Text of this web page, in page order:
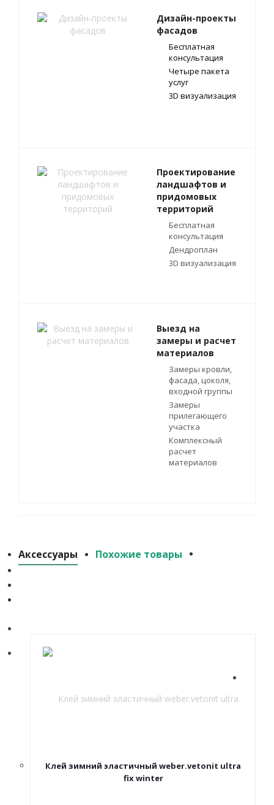
Дизайн-проекты
фасадов
Бесплатная
консультация
Четыре пакета
услуг
3D визуализация
Проектирование
ландшафтов и
придомовых
территорий
Бесплатная
консультация
Дендроплан
3D визуализация
Выезд на
замеры и расчет
материалов
Замеры кровли,
фасада, цоколя,
входной группы
Замеры
прилегающего
участка
Комплексный
расчет
материалов
Аксессуары Похожие товары
Клей зимний эластичный weber.vetonit ultra
fix winter